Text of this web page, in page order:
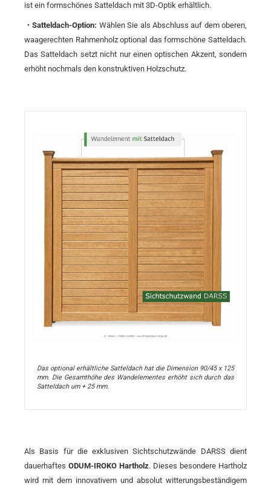
ist ein forms­chönes Sattel­dach mit 3D-Optik erhältlich.
・Satteldach-Option: Wählen Sie als Abschluss auf dem oberen,
waage­rechten Rahmen­holz optional das form­schöne Sattel­dach.
Das Sattel­dach setzt nicht nur einen optischen Akzent, sondern
erhöht nochmals den konstruktiven Holzschutz.
Das optional erhältliche Satteldach hat die Dimension 90/45 x 125
mm. Die Gesamthöhe des Wand­elementes erhöht sich durch das
Satteldach um + 25 mm.
Als Basis für die exklusiven Sicht­schutz­wände DARSS dient
dauer­haftes ODUM-IROKO Hartholz. Dieses besondere Hartholz
wird mit dem innovativem und absolut witterungs­beständigem